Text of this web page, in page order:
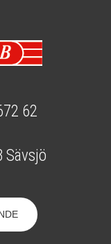
62
Sävsjö